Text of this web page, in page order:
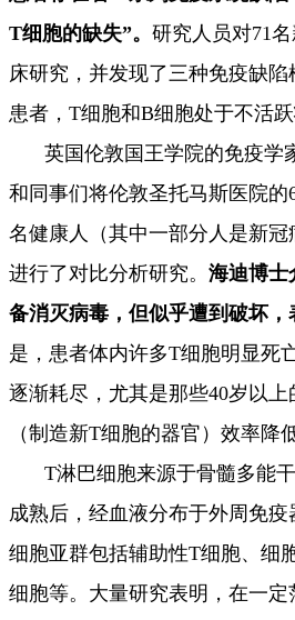
T细胞的缺失”。 研究人员对71
床研究，并发现了三种免疫缺陷
患者，T细胞和B细胞处于不活跃
英国伦敦国王学院的免疫学
和同事们将伦敦圣托马斯医院的
名健康人（其中一部分人是新
进行了对比分析研究。 海迪博士
备消灭病毒，但似乎遭到破坏，
是，患者体内许多T细胞明显死
逐渐耗尽，尤其是那些40岁以
（制造新T细胞的器官）效率降
T淋巴细胞来源于骨髓多能
成熟后，经血液分布于外周免
细胞亚群包括辅助性T细胞、细
细胞等。大量研究表明，在一定